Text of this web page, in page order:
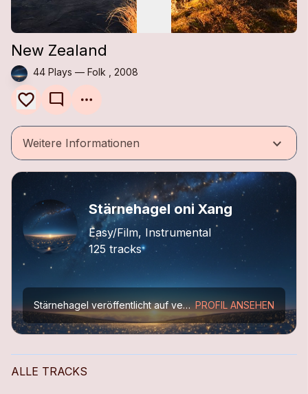
New Zealand
44 Plays — Folk , 2008
mode_comment
Weitere Informationen keyboard_arrow_down
Stärnehagel oni Xang
Easy/Film, Instrumental
125 tracks
Stärnehagel veröffentlicht auf verschiedenen mx3-Seiten Musikkompositionen und Lieder von Robi Weber. PROFIL ANSEHEN
ALLE TRACKS